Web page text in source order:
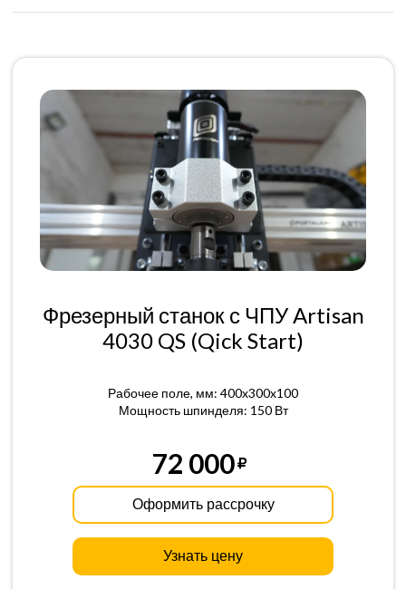
Фрезерный станок с ЧПУ Artisan
4030 QS (Qick Start)
Рабочее поле, мм: 400x300x100
Мощность шпинделя: 150 Вт
72 000
Оформить рассрочку
Узнать цену